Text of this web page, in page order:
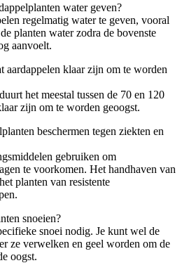
water geven?
regelmatig water te geven, vooral
planten water zodra de bovenste
aanvoelt.
aardappelen klaar zijn om te worden
het meestal tussen de 70 en 120
zijn om te worden geoogst.
beschermen tegen ziekten en
gebruiken om
te voorkomen. Het handhaven van
planten van resistente
snoeien?
snoei nodig. Je kunt wel de
ze verwelken en geel worden om de
oogst.